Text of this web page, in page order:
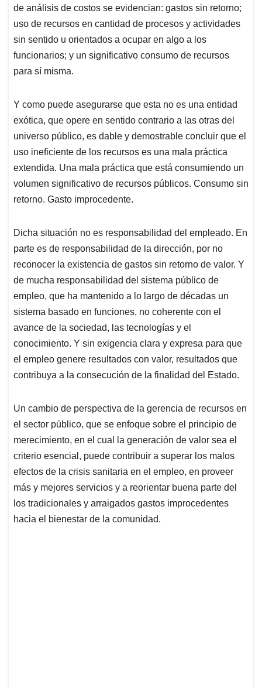
de análisis de costos se evidencian: gastos sin retorno;
uso de recursos en cantidad de procesos y actividades
sin sentido u orientados a ocupar en algo a los
funcionarios; y un significativo consumo de recursos
para sí misma.
Y como puede asegurarse que esta no es una entidad
exótica, que opere en sentido contrario a las otras del
universo público, es dable y demostrable concluir que el
uso ineficiente de los recursos es una mala práctica
extendida. Una mala práctica que está consumiendo un
volumen significativo de recursos públicos. Consumo sin
retorno. Gasto improcedente.
Dicha situación no es responsabilidad del empleado. En
parte es de responsabilidad de la dirección, por no
reconocer la existencia de gastos sin retorno de valor. Y
de mucha responsabilidad del sistema público de
empleo, que ha mantenido a lo largo de décadas un
sistema basado en funciones, no coherente con el
avance de la sociedad, las tecnologías y el
conocimiento. Y sin exigencia clara y expresa para que
el empleo genere resultados con valor, resultados que
contribuya a la consecución de la finalidad del Estado.
Un cambio de perspectiva de la gerencia de recursos en
el sector público, que se enfoque sobre el principio de
merecimiento, en el cual la generación de valor sea el
criterio esencial, puede contribuir a superar los malos
efectos de la crisis sanitaria en el empleo, en proveer
más y mejores servicios y a reorientar buena parte del
los tradicionales y arraigados gastos improcedentes
hacia el bienestar de la comunidad.